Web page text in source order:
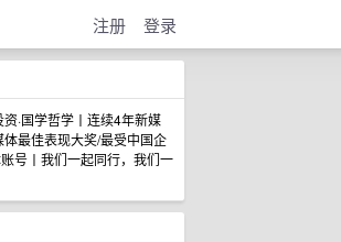
注册 登录
资·国学哲学丨连续4年新媒
最佳表现大奖/最受中国企
号丨我们一起同行，我们一